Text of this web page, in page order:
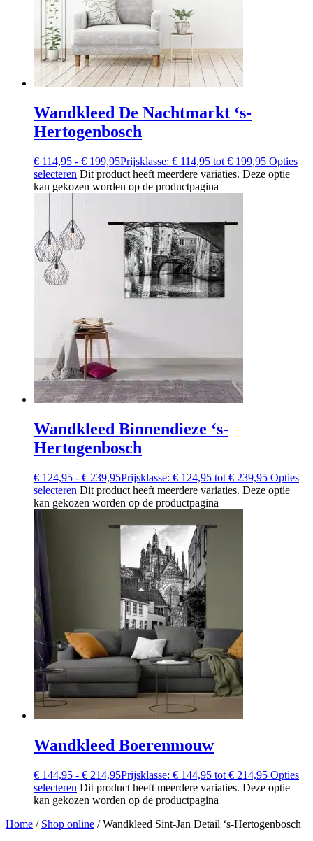
Wandkleed De Nachtmarkt ‘s-
Hertogenbosch
€ 114,95 - € 199,95Prijsklasse: € 114,95 tot € 199,95 Opties
selecteren Dit product heeft meerdere variaties. Deze optie
kan gekozen worden op de productpagina
Wandkleed Binnendieze ‘s-
Hertogenbosch
€ 124,95 - € 239,95Prijsklasse: € 124,95 tot € 239,95 Opties
selecteren Dit product heeft meerdere variaties. Deze optie
kan gekozen worden op de productpagina
Wandkleed Boerenmouw
€ 144,95 - € 214,95Prijsklasse: € 144,95 tot € 214,95 Opties
selecteren Dit product heeft meerdere variaties. Deze optie
kan gekozen worden op de productpagina
Home / Shop online /Wandkleed Sint-Jan Detail ‘s-Hertogenbosch